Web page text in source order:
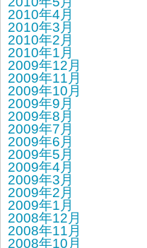
2010年4月
2010年3月
2010年2月
2010年1月
2009年12月
2009年11月
2009年10月
2009年9月
2009年8月
2009年7月
2009年6月
2009年5月
2009年4月
2009年3月
2009年2月
2009年1月
2008年12月
2008年11月
2008年10月